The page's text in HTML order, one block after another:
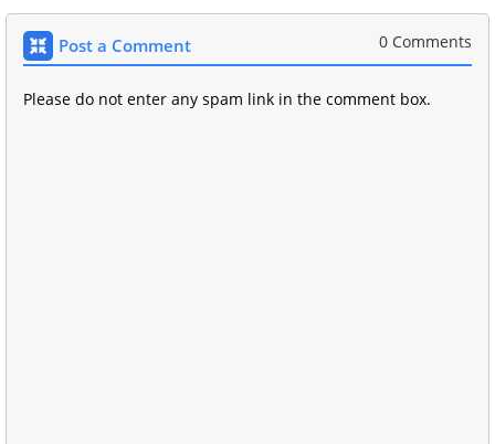
Post a Comment 0 Comments
Please do not enter any spam link in the comment box.